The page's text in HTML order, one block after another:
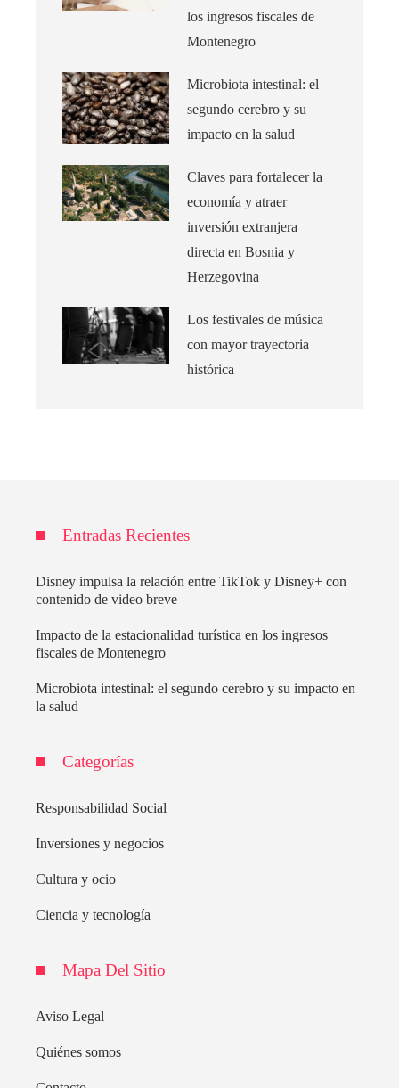
los ingresos fiscales de
Montenegro
Microbiota intestinal: el
segundo cerebro y su
impacto en la salud
Claves para fortalecer la
economía y atraer
inversión extranjera
directa en Bosnia y
Herzegovina
Los festivales de música
con mayor trayectoria
histórica
Entradas Recientes
Disney impulsa la relación entre TikTok y Disney+ con
contenido de video breve
Impacto de la estacionalidad turística en los ingresos
fiscales de Montenegro
Microbiota intestinal: el segundo cerebro y su impacto en
la salud
Categorías
Responsabilidad Social
Inversiones y negocios
Cultura y ocio
Ciencia y tecnología
Mapa Del Sitio
Aviso Legal
Quiénes somos